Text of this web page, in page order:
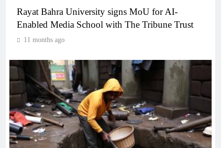
Rayat Bahra University signs MoU for AI-
Enabled Media School with The Tribune Trust
11 months ago